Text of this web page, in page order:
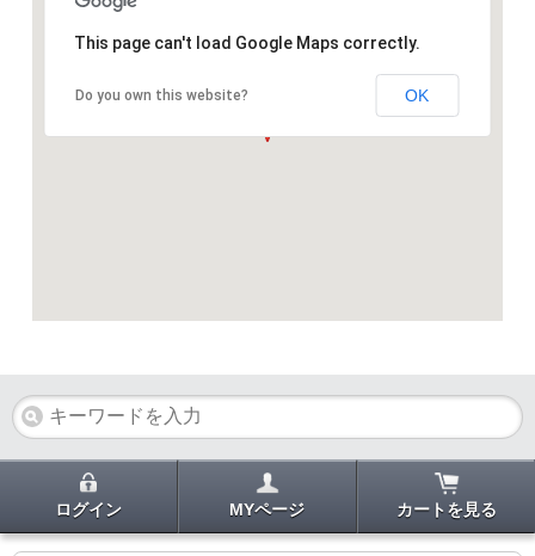
This page can't load Google Maps correctly.
Do you own this website? OK
ログイン MYページ カートを見る